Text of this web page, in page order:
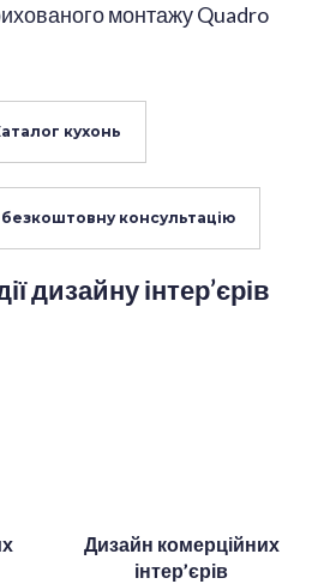
монтажу Quadro
кухонь
консультацію
дизайну інтер’єрів
Дизайн комерційних
інтер’єрів